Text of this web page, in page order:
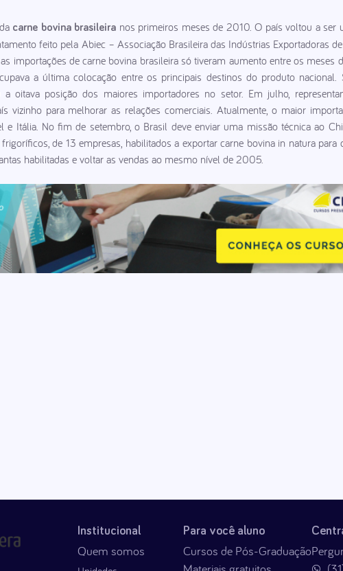
carne bovina brasileira nos primeiros meses de 2010. O país voltou a ser
feito pela Abiec – Associação Brasileira das Indústrias Exportadoras
importações de carne bovina brasileira só tiveram aumento entre os meses
a última colocação entre os principais destinos do produto nacional.
oitava posição dos maiores importadores no setor. Em julho,
vizinho para melhorar as relações comerciais. Atualmente, o maior
e Itália. No fim de setembro, o Brasil deve enviar uma missão técnica ao
de 13 empresas, habilitados a exportar carne bovina in natura para
habilitadas e voltar as vendas ao mesmo nível de 2005.
Institucional
Quem somos
Para você aluno
Cursos de Pós-Graduação